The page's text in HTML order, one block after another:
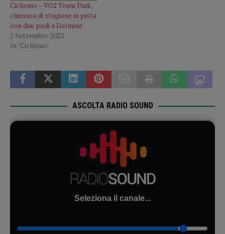
Ciclismo – VO2 Team Pink,
chiusura di stagione in pista
con due podi a Dalmine
2 Settembre 2022
In "Ciclismo"
ASCOLTA RADIO SOUND
Seleziona il canale...